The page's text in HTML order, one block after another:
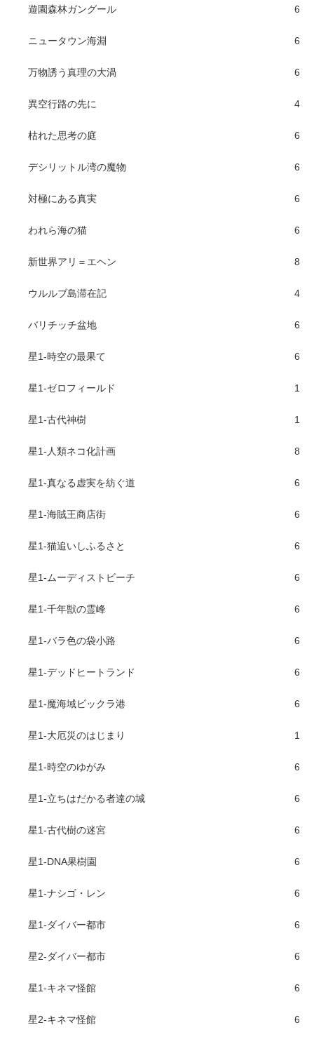
遊園森林ガングール 6
ニュータウン海淵 6
万物誘う真理の大渦 6
異空行路の先に 4
枯れた思考の庭 6
デシリットル湾の魔物 6
対極にある真実 6
われら海の猫 6
新世界アリ＝エヘン 8
ウルルブ島滞在記 4
バリチッチ盆地 6
星1-時空の最果て 6
星1-ゼロフィールド 1
星1-古代神樹 1
星1-人類ネコ化計画 8
星1-真なる虚実を紡ぐ道 6
星1-海賊王商店街 6
星1-猫追いしふるさと 6
星1-ムーディストビーチ 6
星1-千年獣の霊峰 6
星1-バラ色の袋小路 6
星1-デッドヒートランド 6
星1-魔海域ビックラ港 6
星1-大厄災のはじまり 1
星1-時空のゆがみ 6
星1-立ちはだかる者達の城 6
星1-古代樹の迷宮 6
星1-DNA果樹園 6
星1-ナシゴ・レン 6
星1-ダイバー都市 6
星2-ダイバー都市 6
星1-キネマ怪館 6
星2-キネマ怪館 6